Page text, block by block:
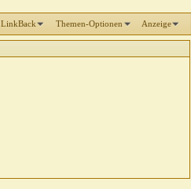
LinkBack Themen-Optionen Anzeige